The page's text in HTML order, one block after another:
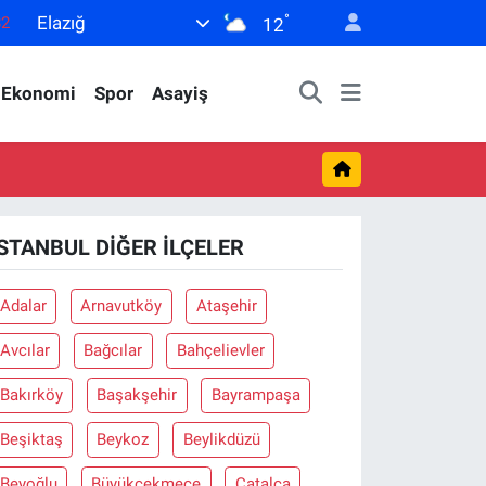
Elazığ 12°
Ekonomi Spor Asayiş
DIĞER İLÇELER
Adalar Arnavutköy Ataşehir
Avcılar Bağcılar Bahçelievler
Bakırköy Başakşehir Bayrampaşa
Beşiktaş Beykoz Beylikdüzü